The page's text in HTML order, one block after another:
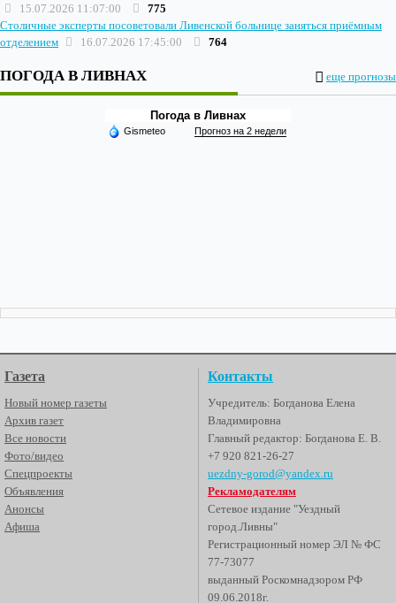
15.07.2026 11:07:00
775
Столичные эксперты посоветовали Ливенской больнице заняться приёмным
отделением
16.07.2026 17:45:00 764
ПОГОДА В ЛИВНАХ еще прогнозы
Погода в Ливнах
Gismeteo Прогноз на 2 недели
Газета
Новый номер газеты
Архив газет
Все новости
Фото/видео
Спецпроекты
Объявления
Анонсы
Афиша
Контакты
Учредитель: Богданова Елена
Владимировна
Главный редактор: Богданова Е. В.
+7 920 821-26-27
uezdny-gorod@yandex.ru
Рекламодателям
Сетевое издание "Уездный
город.Ливны"
Регистрационный номер ЭЛ № ФС
77-73077
выданный Роскомнадзором РФ
09.06.2018г.